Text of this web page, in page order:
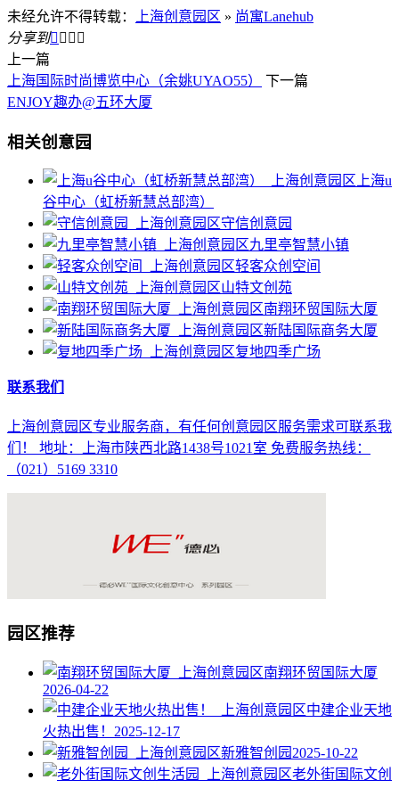
未经允许不得转载： 上海创意园区 » 尚寓Lanehub
分享到   
上一篇
上海国际时尚博览中心（余姚UYAO55）
下一篇
ENJOY趣办@五环大厦
相关创意园
上海u
谷中心（虹桥新慧总部湾）
守信创意园
九里亭智慧小镇
轻客众创空间
山特文创苑
南翔环贸国际大厦
新陆国际商务大厦
复地四季广场
联系我们
上海创意园区专业服务商，有任何创意园区服务需求可联系我
们！ 地址：上海市陕西北路1438号1021室 免费服务热线：
（021）5169 3310
园区推荐
南翔环贸国际大厦
2026-04-22
中建企业天地
火热出售！ 2025-12-17
新雅智创园 2025-10-22
老外街国际文创